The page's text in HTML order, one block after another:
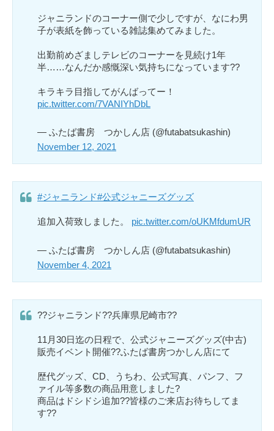
ジャニランドのコーナー側で少しですが、なにわ男
子が表紙を飾っている雑誌集めてみました。
出勤前めざましテレビのコーナーを見続け1年
半……なんだか感慨深い気持ちになっています??
キラキラ目指してがんばってー！
pic.twitter.com/7VANIYhDbL
— ふたば書房 つかしん店 (@futabatsukashin)
November 12, 2021
#ジャニランド#公式ジャニーズグッズ
追加入荷致しました。 pic.twitter.com/oUKMfdumUR
— ふたば書房 つかしん店 (@futabatsukashin)
November 4, 2021
??ジャニランド??兵庫県尼崎市??
11月30日迄の日程で、公式ジャニーズグッズ(中古)
販売イベント開催??ふたば書房つかしん店にて
歴代グッズ、CD、うちわ、公式写真、パンフ、フ
ァイル等多数の商品用意しました?
商品はドシドシ追加??皆様のご来店お待ちしてま
す??